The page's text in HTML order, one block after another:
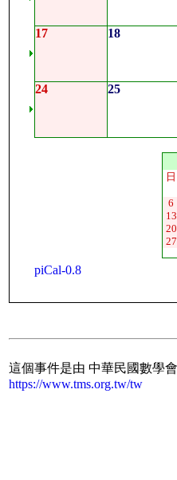
17 18
24 25
日
6
13
20
27
piCal-0.8
這個事件是由 中華民國數學
https://www.tms.org.tw/tw